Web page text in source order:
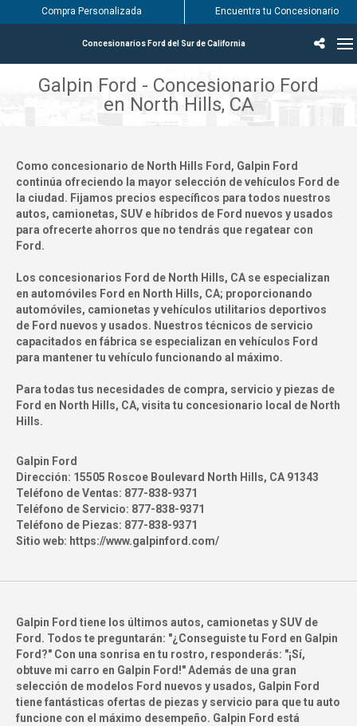
Concesionarios Ford del Sur de California
Compra Personalizada Encuentra tu Concesionario
Galpin Ford - Concesionario Ford
en North Hills, CA
Como concesionario de North Hills Ford, Galpin Ford
continúa ofreciendo la mayor selección de vehículos Ford de
la ciudad. Fijamos precios específicos para todos nuestros
autos, camionetas, SUV e híbridos de Ford nuevos y usados
para ofrecerte ahorros que no tendrás que regatear con
Ford.
Los concesionarios Ford de North Hills, CA se especializan
en automóviles Ford en North Hills, CA; proporcionando
automóviles, camionetas y vehículos utilitarios deportivos
de Ford nuevos y usados. Nuestros técnicos de servicio
capacitados en fábrica se especializan en vehículos Ford
para mantener tu vehículo funcionando al máximo.
Para todas tus necesidades de compra, servicio y piezas de
Ford en North Hills, CA, visita tu concesionario local de North
Hills.
Galpin Ford
Dirección: 15505 Roscoe Boulevard North Hills, CA 91343
Teléfono de Ventas: 877-838-9371
Teléfono de Servicio: 877-838-9371
Teléfono de Piezas: 877-838-9371
Sitio web: https://www.galpinford.com/
Galpin Ford tiene los últimos autos, camionetas y SUV de
Ford. Todos te preguntarán: "¿Conseguiste tu Ford en Galpin
Ford?" Con una sonrisa en tu rostro, responderás: "¡Sí,
obtuve mi carro en Galpin Ford!" Además de una gran
selección de modelos Ford nuevos y usados, Galpin Ford
tiene fantásticas ofertas de piezas y servicio para que tu auto
funcione con el máximo desempeño. Galpin Ford está